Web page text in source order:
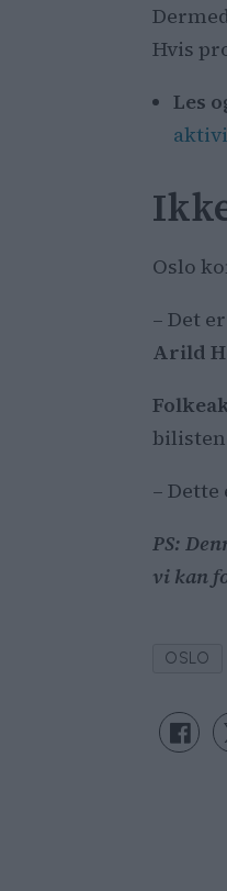
Hvis
Les
Oslo
– Det
Arild
–
PS:
vi kan
OSLO